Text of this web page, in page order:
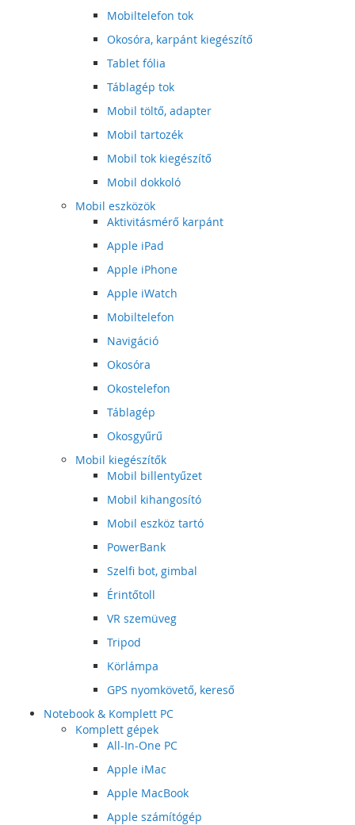
Mobiltelefon tok
Okosóra, karpánt kiegészítő
Tablet fólia
Táblagép tok
Mobil töltő, adapter
Mobil tartozék
Mobil tok kiegészítő
Mobil dokkoló
Mobil eszközök
Aktivitásmérő karpánt
Apple iPad
Apple iPhone
Apple iWatch
Mobiltelefon
Navigáció
Okosóra
Okostelefon
Táblagép
Okosgyűrű
Mobil kiegészítők
Mobil billentyűzet
Mobil kihangosító
Mobil eszköz tartó
PowerBank
Szelfi bot, gimbal
Érintőtoll
VR szemüveg
Tripod
Körlámpa
GPS nyomkövető, kereső
Notebook & Komplett PC
Komplett gépek
All-In-One PC
Apple iMac
Apple MacBook
Apple számítógép